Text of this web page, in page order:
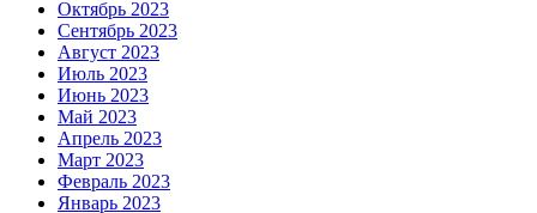
Октябрь 2023
Сентябрь 2023
Август 2023
Июль 2023
Июнь 2023
Май 2023
Апрель 2023
Март 2023
Февраль 2023
Январь 2023